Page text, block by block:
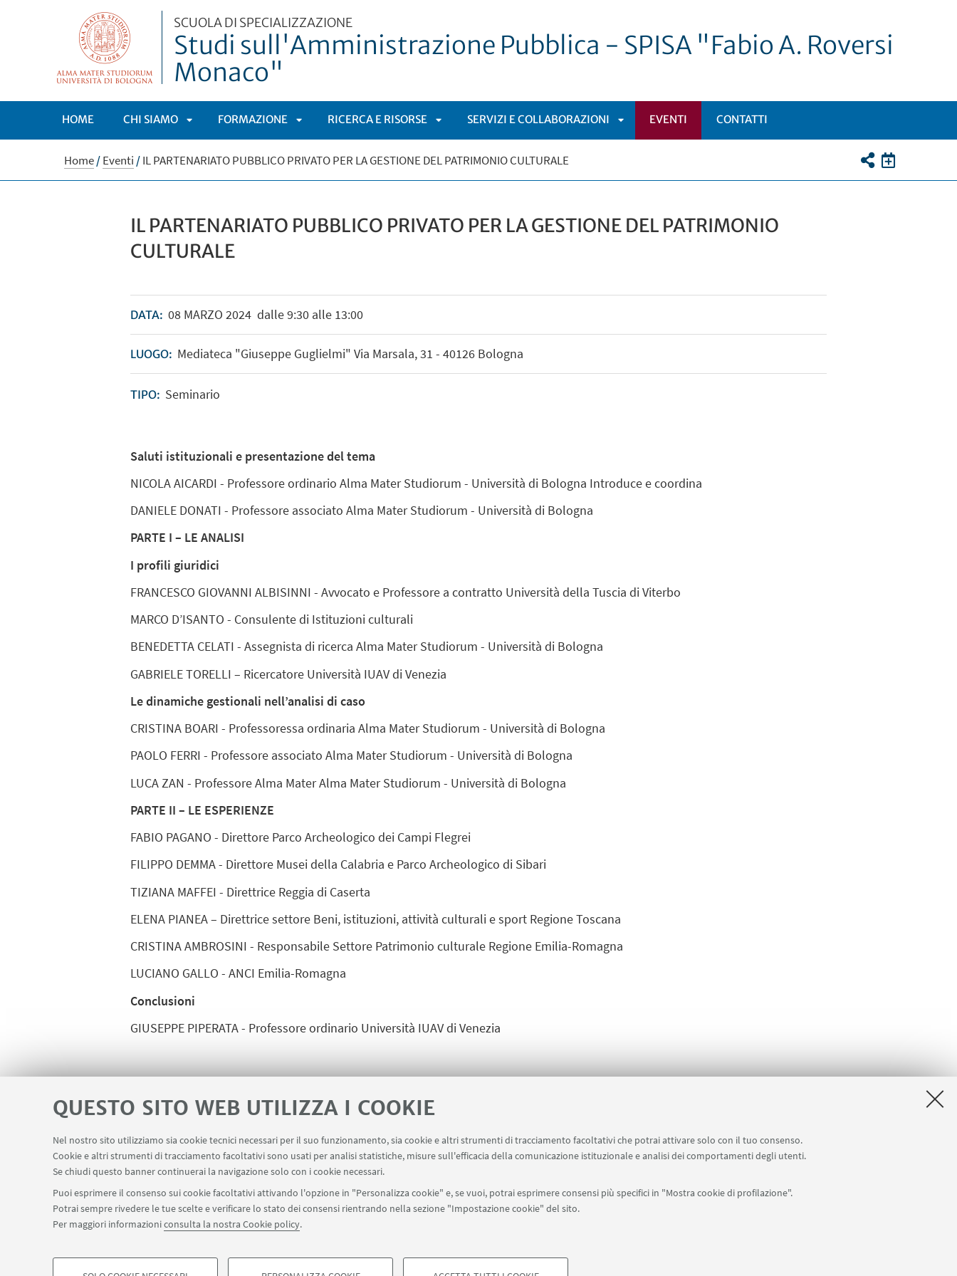
QUESTO SITO WEB UTILIZZA I COOKIE
Nel nostro sito utilizziamo sia cookie tecnici necessari per il suo funzionamento, sia cookie e altri strumenti di tracciamento facoltativi che potrai attivare solo con il tuo consenso.
Cookie e altri strumenti di tracciamento facoltativi sono usati per analisi statistiche, misure sull'efficacia della comunicazione istituzionale e analisi dei comportamenti degli utenti.
Se chiudi questo banner continuerai la navigazione solo con i cookie necessari.
Puoi esprimere il consenso sui cookie facoltativi attivando l'opzione in "Personalizza cookie" e, se vuoi, potrai esprimere consensi più specifici in "Mostra cookie di profilazione".
Potrai sempre rivedere le tue scelte e verificare lo stato dei consensi rientrando nella sezione "Impostazione cookie" del sito.
Per maggiori informazioniconsulta la nostra Cookie policy.
SCUOLA DI SPECIALIZZAZIONE
Studi sull'Amministrazione Pubblica - SPISA "Fabio A. Roversi
Monaco"
HOME CHI SIAMO
APRI
FORMAZIONE
APRI
RICERCA E RISORSE
APRI
SERVIZI E COLLABORAZIONI EVENTI CONTATTI
Home/Eventi /IL PARTENARIATO PUBBLICO PRIVATO PER LA GESTIONE DEL PATRIMONIO CULTURALE
IL PARTENARIATO PUBBLICO PRIVATO PER LA GESTIONE DEL PATRIMONIO
CULTURALE
DATA: 08MARZO 2024dalle 9:30 alle 13:00
LUOGO: Mediateca "Giuseppe Guglielmi" Via Marsala, 31 - 40126 Bologna
TIPO: Seminario
Saluti istituzionali e presentazione del tema
NICOLA AICARDI - Professore ordinario Alma Mater Studiorum - Università di Bologna Introduce e coordina
DANIELE DONATI - Professore associato Alma Mater Studiorum - Università di Bologna
PARTE I – LE ANALISI
I profili giuridici
FRANCESCO GIOVANNI ALBISINNI - Avvocato e Professore a contratto Università della Tuscia di Viterbo
MARCO D’ISANTO - Consulente di Istituzioni culturali
BENEDETTA CELATI - Assegnista di ricerca Alma Mater Studiorum - Università di Bologna
GABRIELE TORELLI – Ricercatore Università IUAV di Venezia
Le dinamiche gestionali nell’analisi di caso
CRISTINA BOARI - Professoressa ordinaria Alma Mater Studiorum - Università di Bologna
PAOLO FERRI - Professore associato Alma Mater Studiorum - Università di Bologna
LUCA ZAN - Professore Alma Mater Alma Mater Studiorum - Università di Bologna
PARTE II – LE ESPERIENZE
FABIO PAGANO - Direttore Parco Archeologico dei Campi Flegrei
FILIPPO DEMMA - Direttore Musei della Calabria e Parco Archeologico di Sibari
TIZIANA MAFFEI - Direttrice Reggia di Caserta
ELENA PIANEA – Direttrice settore Beni, istituzioni, attività culturali e sport Regione Toscana
CRISTINA AMBROSINI - Responsabile Settore Patrimonio culturale Regione Emilia-Romagna
LUCIANO GALLO - ANCI Emilia-Romagna
Conclusioni
GIUSEPPE PIPERATA - Professore ordinario Università IUAV di Venezia
Programma-invito [ .pdf 209Kb ]
Via Belmeloro 10 - 40126 Bologna